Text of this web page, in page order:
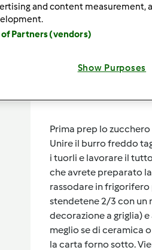
Prima prep lo
Unire il burro freddo
i tuorli e lavorare il
che avrete preparato
rassodare in frigorifero
stendetene 2/3 con un
decorazione a griglia)
meglio se di ceramica
la carta forno sotto.
and content measurement,
of Partners (vendors)
Show Purposes